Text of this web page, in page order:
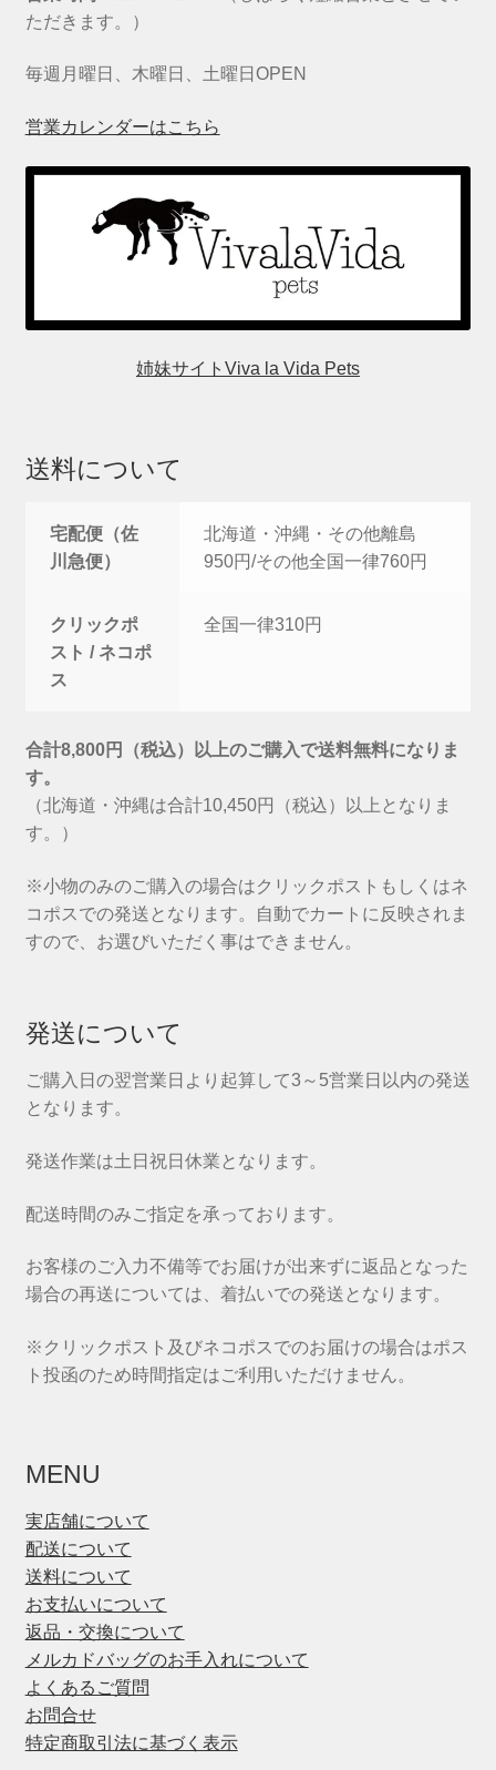
ただきます。）
毎週月曜日、木曜日、土曜日OPEN
営業カレンダーはこちら
姉妹サイトViva la Vida Pets
送料について
宅配便（佐
川急便）
北海道・沖縄・その他離島
950円/その他全国一律760円
クリックポ
スト / ネコポ
ス
全国一律310円
合計8,800円（税込）以上のご購入で送料無料になりま
す。
（北海道・沖縄は合計10,450円（税込）以上となりま
す。）
※小物のみのご購入の場合はクリックポストもしくはネ
コポスでの発送となります。自動でカートに反映されま
すので、お選びいただく事はできません。
発送について
ご購入日の翌営業日より起算して3～5営業日以内の発送
となります。
発送作業は土日祝日休業となります。
配送時間のみご指定を承っております。
お客様のご入力不備等でお届けが出来ずに返品となった
場合の再送については、着払いでの発送となります。
※クリックポスト及びネコポスでのお届けの場合はポス
ト投函のため時間指定はご利用いただけません。
MENU
実店舗について
配送について
送料について
お支払いについて
返品・交換について
メルカドバッグのお手入れについて
よくあるご質問
お問合せ
特定商取引法に基づく表示